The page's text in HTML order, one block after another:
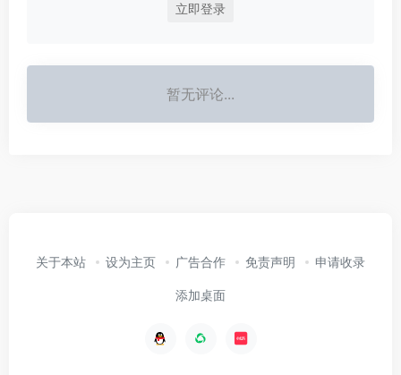
立即登录
暂无评论...
关于本站 设为主页 广告合作 免责声明 申请收录
添加桌面